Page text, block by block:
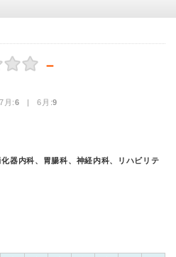
－
月:6 | 6月:9
器内科、胃腸科、神経内科、リハビリテ